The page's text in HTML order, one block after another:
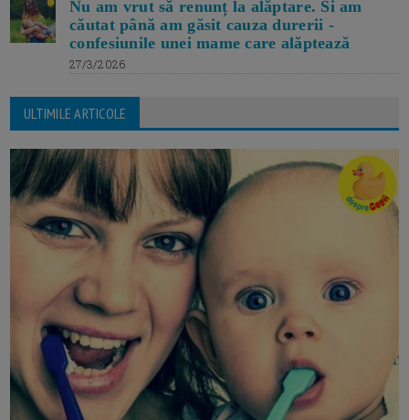
Nu am vrut să renunț la alăptare. Si am
căutat până am găsit cauza durerii -
confesiunile unei mame care alăptează
27/3/2026
ULTIMILE ARTICOLE